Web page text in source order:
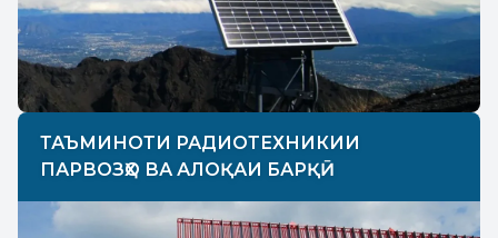
ТАЪМИНОТИ РАДИОТЕХНИКИИ
ПАРВОЗҲО ВА АЛОҚАИ БАРҚӢ